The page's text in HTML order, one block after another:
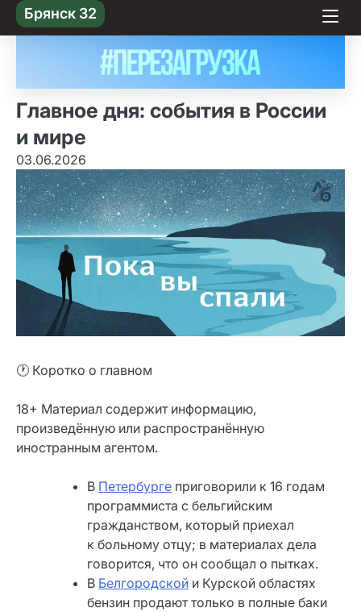
Skip
to content
Брянск 32
Главное дня: события в России
и мире
03.06.2026
🕐 Коротко о главном
18+ Материал содержит информацию,
произведённую или распространённую
иностранным агентом.
В Петербурге приговорили к 16 годам
программиста с бельгийским
гражданством, который приехал
к больному отцу; в материалах дела
говорится, что он сообщал о пытках.
В Белгородской и Курской областях
бензин продают только в полные баки